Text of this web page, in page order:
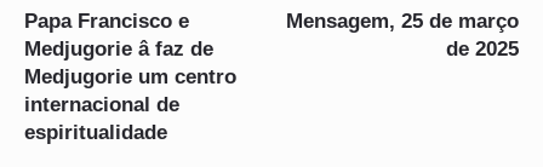
Papa Francisco e
Medjugorie â faz de
Medjugorie um centro
internacional de
espiritualidade
Mensagem, 25 de março
de 2025